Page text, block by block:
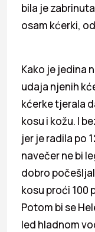
bila je
osam kćerki,
Kako je jedina
udaja njenih
kćerke tjerala
kosu i kožu. I
jer je radila po
navečer ne bi
dobro
kosu proći 100
Potom bi se
led hladnom